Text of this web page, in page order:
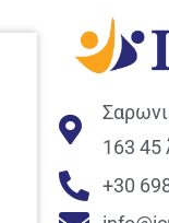
163 45
+30